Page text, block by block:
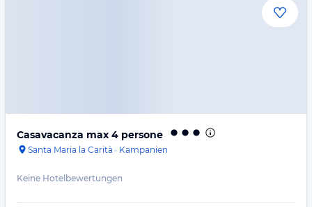
Casavacanza max 4 persone
Santa Maria la Carità · Kampanien
Keine Hotelbewertungen